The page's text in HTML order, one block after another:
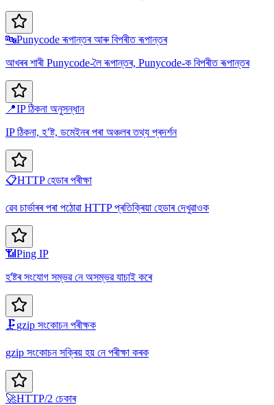
🔤Punycode ৰূপান্তৰ আৰু বিপৰীত ৰূপান্তৰ
আখৰৰ শাৰী Punycode-লৈ ৰূপান্তৰ, Punycode-ক বিপৰীত ৰূপান্তৰ
📍IP ঠিকনা অনুসন্ধান
IP ঠিকনা, হ’ষ্ট, ডমেইনৰ পৰা অঞ্চলৰ তথ্য প্ৰদৰ্শন
📋HTTP হেডাৰ পৰীক্ষা
ৱেব চাৰ্ভাৰৰ পৰা পঠোৱা HTTP প্ৰতিক্ৰিয়া হেডাৰ দেখুৱাওক
📶 Ping IP
হ'ষ্টৰ সংযোগ সম্ভৱ নে অসম্ভৱ যাচাই কৰে
🗜️gzip সংকোচন পৰীক্ষক
gzip সংকোচন সক্ৰিয় হয় নে পৰীক্ষা কৰক
🚀HTTP/2 চেকাৰ